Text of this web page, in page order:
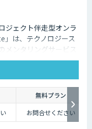
ジェクト伴走型オンラ
は、テクノロジース
メンタリングサービス
富な各ジャンルのメン
題に合わせて継続的に
無料プラン
お問合せください